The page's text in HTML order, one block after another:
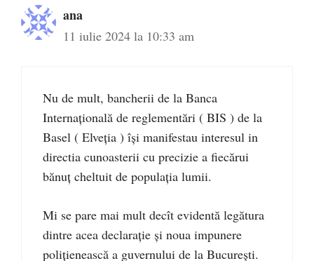
ana
11 iulie 2024 la 10:33 am
Nu de mult, bancherii de la Banca
Internațională de reglementări ( BIS ) de la
Basel ( Elveția ) își manifestau interesul in
directia cunoasterii cu precizie a fiecărui
bănuț cheltuit de populația lumii.
Mi se pare mai mult decît evidentă legătura
dintre acea declarație și noua impunere
polițienească a guvernului de la București.